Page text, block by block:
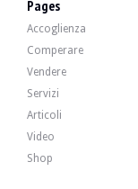
-Sostituzione di tutti i
-Manutenzione dell'aria
-Ispezione 1 e 2 (tutti i
-Pulizia completa degli
L'auto ha 4 ruote nere
Pages
Accoglienza
Comperare
Vendere
Servizi
Articoli
Video
Shop